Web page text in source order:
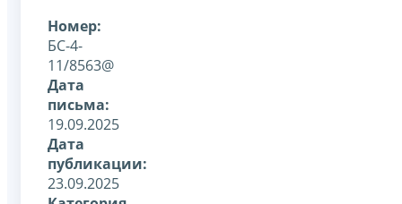
Номер:
БС-4-
11/8563@
Дата
письма:
19.09.2025
Дата
публикации:
23.09.2025